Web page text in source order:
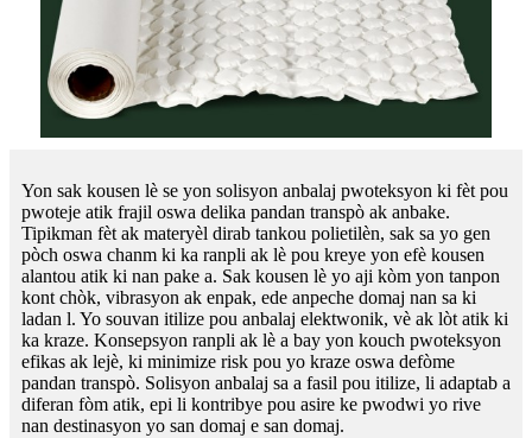
Yon sak kousen lè se yon solisyon anbalaj pwoteksyon ki fèt pou
pwoteje atik frajil oswa delika pandan transpò ak anbake.
Tipikman fèt ak materyèl dirab tankou polietilèn, sak sa yo gen
pòch oswa chanm ki ka ranpli ak lè pou kreye yon efè kousen
alantou atik ki nan pake a. Sak kousen lè yo aji kòm yon tanpon
kont chòk, vibrasyon ak enpak, ede anpeche domaj nan sa ki
ladan l. Yo souvan itilize pou anbalaj elektwonik, vè ak lòt atik ki
ka kraze. Konsepsyon ranpli ak lè a bay yon kouch pwoteksyon
efikas ak lejè, ki minimize risk pou yo kraze oswa defòme
pandan transpò. Solisyon anbalaj sa a fasil pou itilize, li adaptab a
diferan fòm atik, epi li kontribye pou asire ke pwodwi yo rive
nan destinasyon yo san domaj e san domaj.